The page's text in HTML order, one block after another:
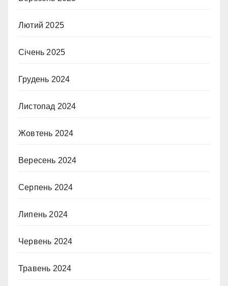
Лютий 2025
Січень 2025
Грудень 2024
Листопад 2024
Жовтень 2024
Вересень 2024
Серпень 2024
Липень 2024
Червень 2024
Травень 2024